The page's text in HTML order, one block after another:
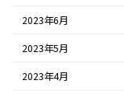
2023年6月
2023年5月
2023年4月